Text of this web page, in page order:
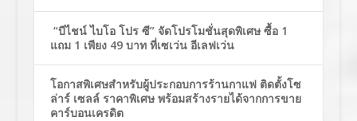
“บีไชน์ ไบโอ โปร ซี” จัดโปรโมชั่นสุดพิเศษ ซื้อ 1
แถม 1 เพียง 49 บาท ที่เซเว่น อีเลฟเว่น
โอกาสพิเศษสำหรับผู้ประกอบการร้านกาแฟ ติดตั้งโซ
ล่าร์ เซลล์ ราคาพิเศษ พร้อมสร้างรายได้จากการขาย
คาร์บอนเครดิต